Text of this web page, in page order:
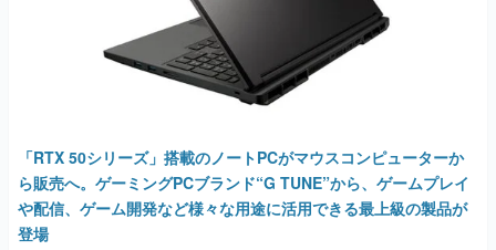
「RTX 50シリーズ」搭載のノートPCがマウスコンピューターか
ら販売へ。ゲーミングPCブランド“G TUNE”から、ゲームプレイ
や配信、ゲーム開発など様々な用途に活用できる最上級の製品が
登場